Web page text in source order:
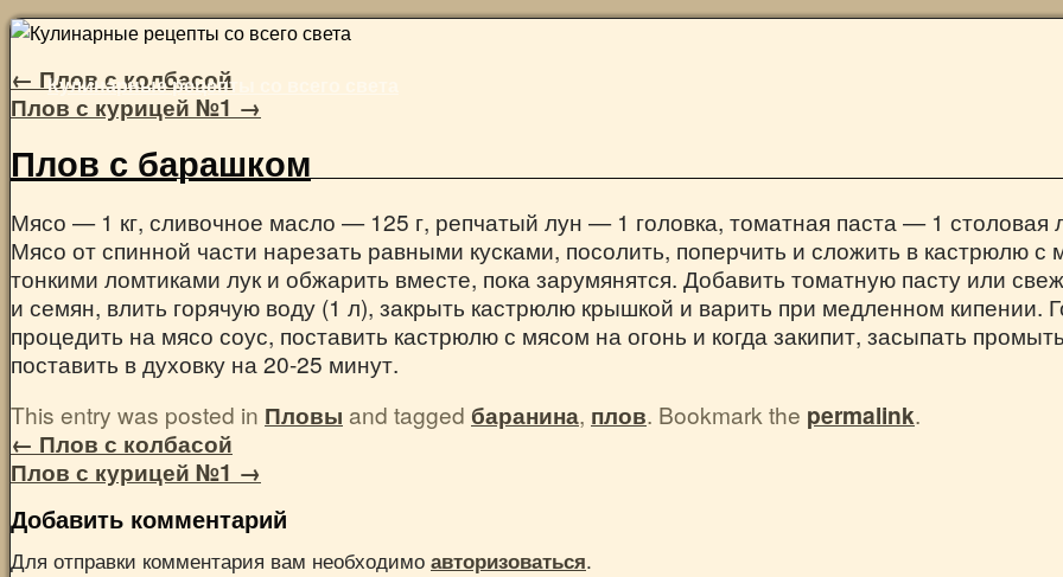
Кулинарные рецепты со всего света
Skip
content
← Плов с колбасой
Плов с курицей №1 →
Плов с барашком
Мясо — 1 кг, сливочное масло — 125 г, репчатый лун — 1 головка, томатная паста — 1 столовая
Мясо от спинной части нарезать равными кусками, посолить, поперчить и сложить в кастрюлю
тонкими ломтиками лук и обжарить вместе, пока зарумянятся. Добавить томатную пасту или
и семян, влить горячую воду (1 л), закрыть кастрюлю крышкой и варить при медленном кипении.
процедить на мясо соус, поставить кастрюлю с мясом на огонь и когда закипит, засыпать
поставить в духовку на 20-25 минут.
This entry was posted in Пловы and tagged баранина, плов. Bookmark the permalink.
← Плов с колбасой
Плов с курицей №1 →
Добавить комментарий
Для отправки комментария вам необходимо авторизоваться.